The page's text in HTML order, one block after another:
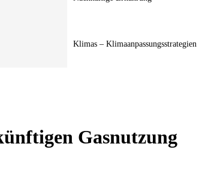
Klimas – Klimaanpassungsstrategien
Gasnutzung